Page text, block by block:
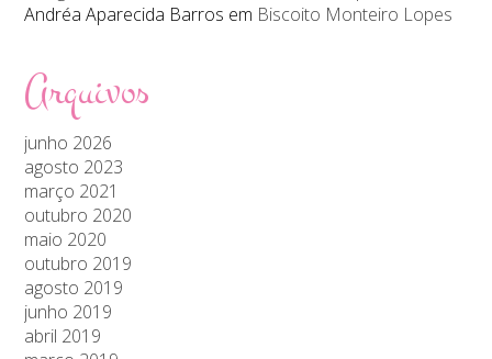
Andréa Aparecida Barros em Biscoito Monteiro Lopes
Arquivos
junho 2026
agosto 2023
março 2021
outubro 2020
maio 2020
outubro 2019
agosto 2019
junho 2019
abril 2019